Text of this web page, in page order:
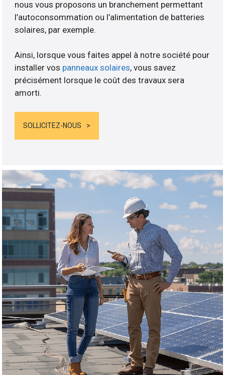
nous vous proposons un branchement permettant
l’autoconsommation ou l’alimentation de batteries
solaires, par exemple.
Ainsi, lorsque vous faites appel à notre société pour
installer vos panneaux solaires, vous savez
précisément lorsque le coût des travaux sera
amorti.
SOLLICITEZ-NOUS